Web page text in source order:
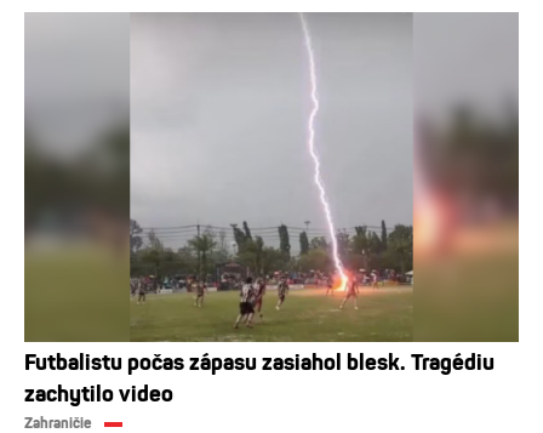
Futbalistu počas zápasu zasiahol blesk. Tragédiu
zachytilo video
Zahraničie